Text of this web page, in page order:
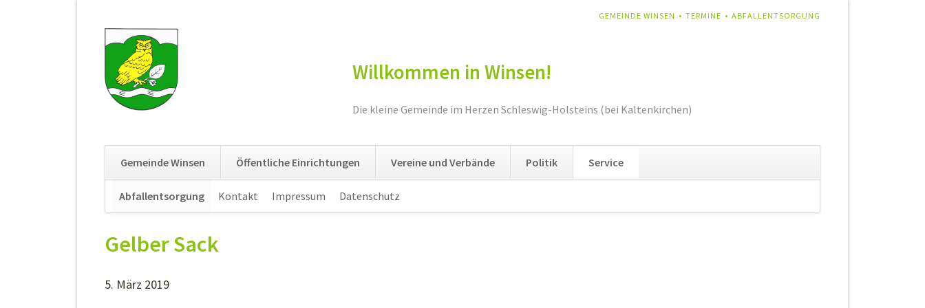
NAVIGATION
GEMEINDE WINSEN TERMINE ABFALLENTSORGUNG
Willkommen in Winsen!
Die kleine Gemeinde im Herzen Schleswig-Holsteins (bei Kaltenkirchen)
überspringen
Gemeinde Winsen Öffentliche Einrichtungen Vereine und Verbände Politik Service
überspringen
Abfallentsorgung Kontakt Impressum Datenschutz
Gelber Sack
5. März 2019